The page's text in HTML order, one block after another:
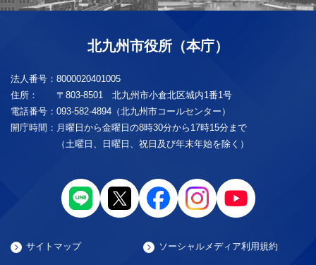
北九州市役所（本庁）
法人番号： 8000020401005
住所：
〒803-8501 北九州市小倉北区城内1番1号
電話番号： 093-582-4894（北九州市コールセンター）
開庁時間： 月曜日から金曜日の8時30分から17時15分まで
（土曜日、日曜日、祝日及び年末年始を除く）
サイトマップ ソーシャルメディア利用規約